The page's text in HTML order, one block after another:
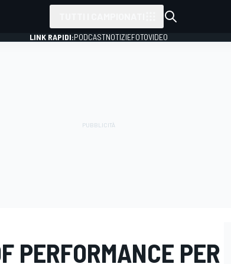
LINK RAPIDI:PODCASTNOTIZIEFOTOVIDEO
PERFORMANCE PER